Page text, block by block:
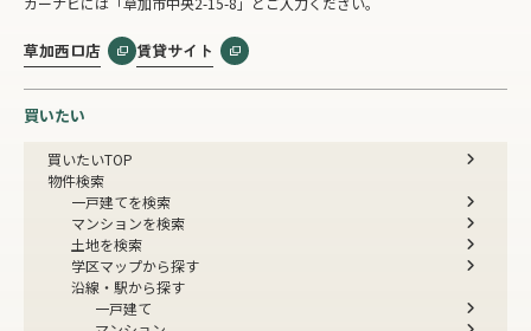
草加西口店 賃貸サイト
買いたい
買いたいTOP
物件検索
一戸建てを検索
マンションを検索
土地を検索
学区マップから探す
沿線・駅から探す
一戸建て